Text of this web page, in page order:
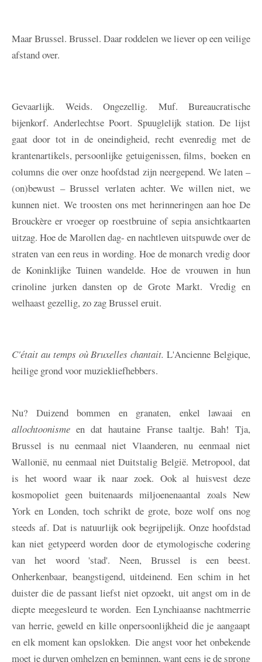
Maar Brussel. Brussel. Daar roddelen we liever op een veilige
afstand over.
Gevaarlijk. Weids. Ongezellig. Muf. Bureaucratische
bijenkorf. Anderlechtse Poort. Spuuglelijk station. De lijst
gaat door tot in de oneindigheid, recht evenredig met de
krantenartikels, persoonlijke getuigenissen, films, boeken en
columns die over onze hoofdstad zijn neergepend. We laten –
(on)bewust – Brussel verlaten achter. We willen niet, we
kunnen niet. We troosten ons met herinneringen aan hoe De
Brouckère er vroeger op roestbruine of sepia ansichtkaarten
uitzag. Hoe de Marollen dag- en nachtleven uitspuwde over de
straten van een reus in wording. Hoe de monarch vredig door
de Koninklijke Tuinen wandelde. Hoe de vrouwen in hun
crinoline jurken dansten op de Grote Markt. Vredig en
welhaast gezellig, zo zag Brussel eruit.
C'était au temps où Bruxelles chantait.L'Ancienne Belgique,
heilige grond voor muziekliefhebbers.
Nu? Duizend bommen en granaten, enkel lawaai en
allochtoonismeen dat hautaine Franse taaltje. Bah! Tja,
Brussel is nu eenmaal niet Vlaanderen, nu eenmaal niet
Wallonië, nu eenmaal niet Duitstalig België. Metropool, dat
is het woord waar ik naar zoek. Ook al huisvest deze
kosmopoliet geen buitenaards miljoenenaantal zoals New
York en Londen, toch schrikt de grote, boze wolf ons nog
steeds af. Dat is natuurlijk ook begrijpelijk. Onze hoofdstad
kan niet getypeerd worden door de etymologische codering
van het woord 'stad'. Neen, Brussel is een beest.
Onherkenbaar, beangstigend, uitdeinend. Een schim in het
duister die de passant liefst niet opzoekt, uit angst om in de
diepte meegesleurd te worden. Een Lynchiaanse nachtmerrie
van herrie, geweld en kille onpersoonlijkheid die je aangaapt
en elk moment kan opslokken. Die angst voor het onbekende
moet je durven omhelzen en beminnen, want eens je de sprong